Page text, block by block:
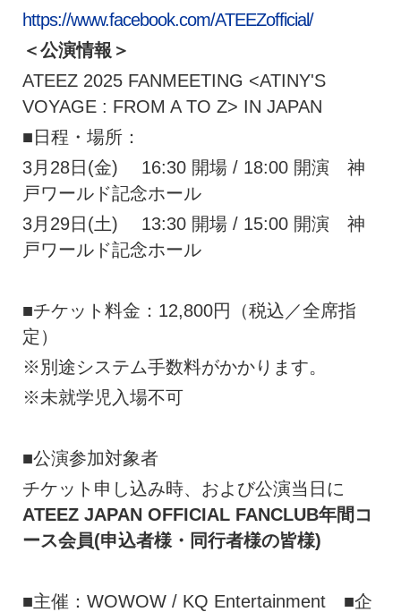
https://www.facebook.com/ATEEZofficial/
＜公演情報＞
ATEEZ 2025 FANMEETING <ATINY'S
VOYAGE : FROM A TO Z> IN JAPAN
■日程・場所：
3月28日(金) 16:30 開場 / 18:00 開演 神
戸ワールド記念ホール
3月29日(土) 13:30 開場 / 15:00 開演 神
戸ワールド記念ホール
■チケット料金：12,800円（税込／全席指
定）
※別途システム手数料がかかります。
※未就学児入場不可
■公演参加対象者
チケット申し込み時、および公演当日に
ATEEZ JAPAN OFFICIAL FANCLUB年間コ
ース会員(申込者様・同行者様の皆様)
■主催：WOWOW / KQ Entertainment ■企